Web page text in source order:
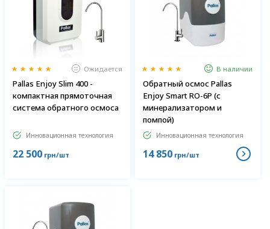
Ожидается
Pallas Enjoy Slim 400 -
компактная прямоточная
система обратного осмоса
Инновационная технология
22 500грн/шт
В наличии
Обратный осмос Pallas
Enjoy Smart RO-6P (с
минерализатором и
помпой)
Инновационная технология
14 850грн/шт